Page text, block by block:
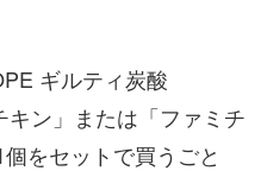
ギルティ炭酸
ン」または「ファミチ
をセットで買うごと